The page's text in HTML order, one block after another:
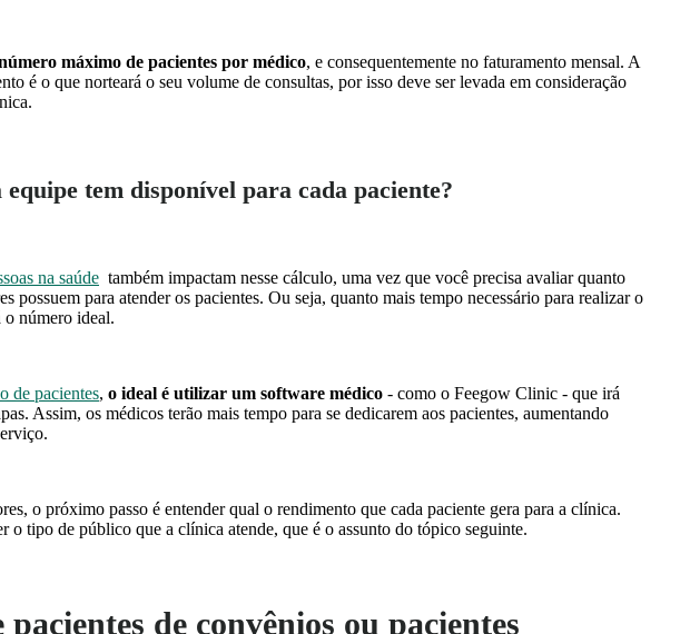
máximo de pacientes por médico, e consequentemente no faturamento mensal. A
é o que norteará o seu volume de consultas, por isso deve ser levada em consideração
equipe tem disponível para cada paciente?
na saúde também impactam nesse cálculo, uma vez que você precisa avaliar quanto
possuem para atender os pacientes. Ou seja, quanto mais tempo necessário para realizar o
o número ideal.
de pacientes, o ideal é utilizar um software médico - como o Feegow Clinic - que irá
Assim, os médicos terão mais tempo para se dedicarem aos pacientes, aumentando
o próximo passo é entender qual o rendimento que cada paciente gera para a clínica.
o tipo de público que a clínica atende, que é o assunto do tópico seguinte.
pacientes de convênios ou pacientes